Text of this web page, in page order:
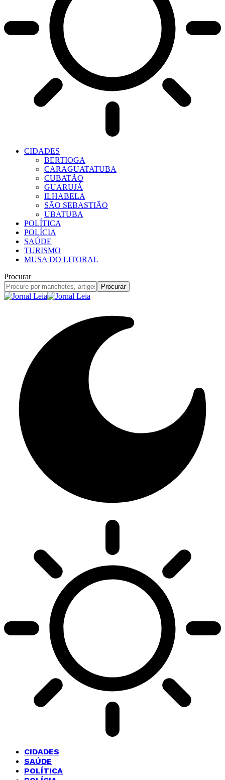
CIDADES
BERTIOGA
CARAGUATATUBA
CUBATÃO
GUARUJÁ
ILHABELA
SÃO SEBASTIÃO
UBATUBA
POLÍTICA
POLÍCIA
SAÚDE
TURISMO
MUSA DO LITORAL
Procurar
CIDADES
SAÚDE
POLÍTICA